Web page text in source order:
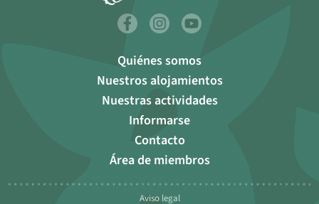
Quiénes somos
Nuestros alojamientos
Nuestras actividades
Informarse
Contacto
Área de miembros
Aviso legal